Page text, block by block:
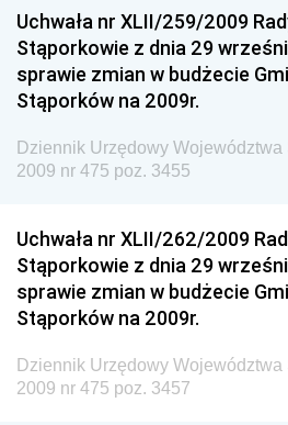
Dziennik Urzędowy Ministra
Narodowego i Sportu
Dziennik Urzędowy Ministra
Społecznej
Dziennik Urzędowy Komendy
Granicznej
Drogowego
Dziennik Urzędowy
Dziennik Urzędowy Komendy
Społecznej
Uchwała nr XLII/259/2009
Stąporkowie z dnia 29
sprawie zmian w budżecie
Stąporków na 2009r.
Dziennik Urzędowy
2009 nr 475 poz. 3455
Uchwała nr XLII/262/2009
Stąporkowie z dnia 29
sprawie zmian w budżecie
Stąporków na 2009r.
Dziennik Urzędowy
2009 nr 475 poz. 3457